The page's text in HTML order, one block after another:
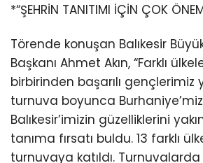
*“ŞEHRİN TANITIMI İÇİN ÇOK
Törende konuşan Balıkesir
Başkanı Ahmet Akın, “Farklı
birbirinden başarılı gençlerimiz
turnuva boyunca
Balıkesir’imizin güzelliklerini
tanıma fırsatı buldu. 13 farklı
turnuvaya katıldı.